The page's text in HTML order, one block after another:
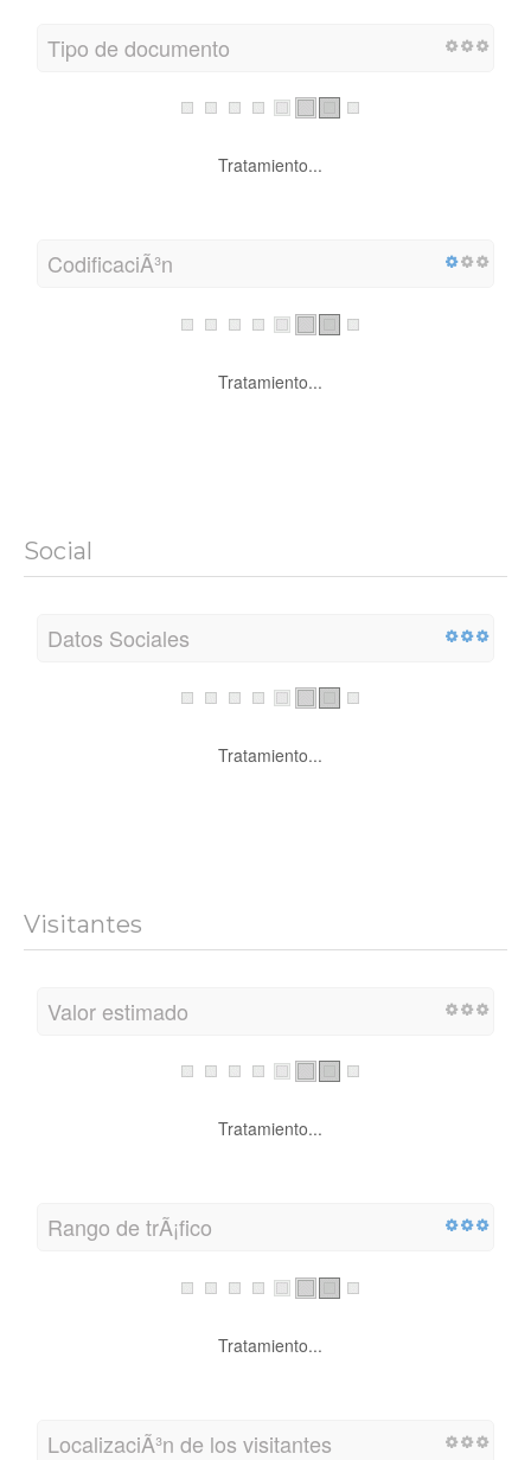
Tipo de documento
Tratamiento...
CodificaciÃ³n
Tratamiento...
Social
Datos Sociales
Tratamiento...
Visitantes
Valor estimado
Tratamiento...
Rango de trÃ¡fico
Tratamiento...
LocalizaciÃ³n de los visitantes